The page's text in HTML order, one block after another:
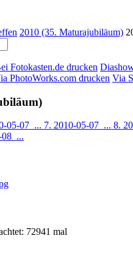
2010 (35. Maturajubiläum)
Fotokasten.de drucken
PhotoWorks.com drucken Via
05-07_... 7. 2010-05-07_... 8.
72941 mal